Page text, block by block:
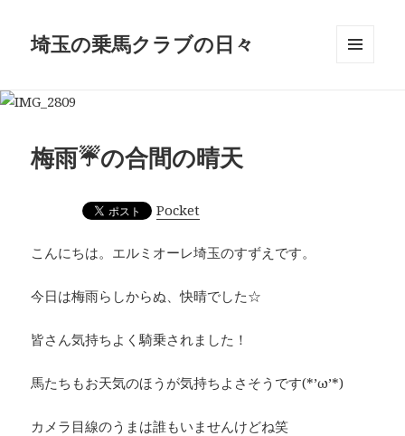
埼玉の乗馬クラブの日々
梅雨☔の合間の晴天
Pocket
こんにちは。エルミオーレ埼玉のすずえです。
今日は梅雨らしからぬ、快晴でした☆
皆さん気持ちよく騎乗されました！
馬たちもお天気のほうが気持ちよさそうです(*’ω’*)
カメラ目線のうまは誰もいませんけどね笑